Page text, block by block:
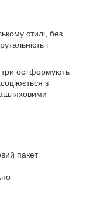
стилі, без
і
осі формують
з
пакет